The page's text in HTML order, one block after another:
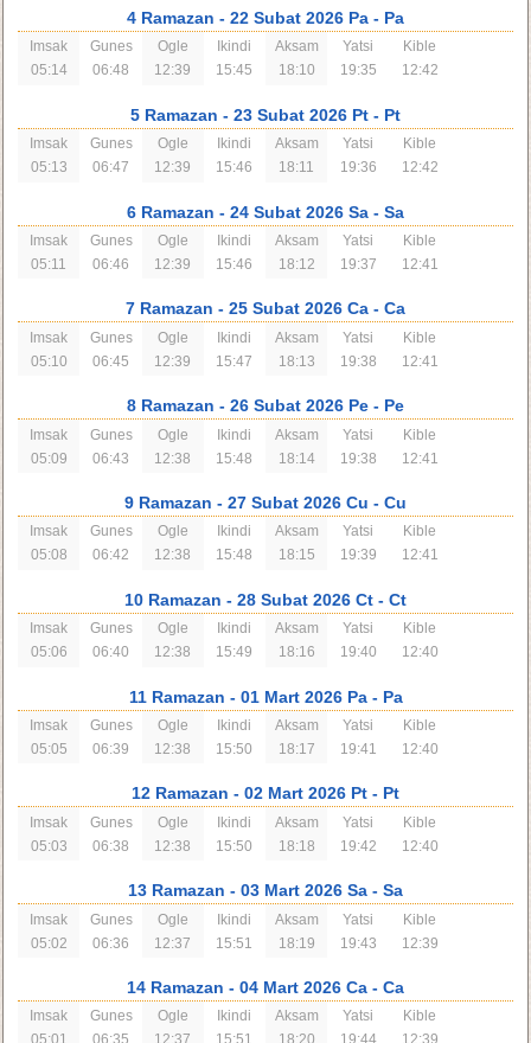
4 Ramazan - 22 Subat 2026 Pa - Pa
Imsak
05:14
Gunes
06:48
Ogle
12:39
Ikindi
15:45
Aksam
18:10
Yatsi
19:35
Kible
12:42
5 Ramazan - 23 Subat 2026 Pt - Pt
Imsak
05:13
Gunes
06:47
Ogle
12:39
Ikindi
15:46
Aksam
18:11
Yatsi
19:36
Kible
12:42
6 Ramazan - 24 Subat 2026 Sa - Sa
Imsak
05:11
Gunes
06:46
Ogle
12:39
Ikindi
15:46
Aksam
18:12
Yatsi
19:37
Kible
12:41
7 Ramazan - 25 Subat 2026 Ca - Ca
Imsak
05:10
Gunes
06:45
Ogle
12:39
Ikindi
15:47
Aksam
18:13
Yatsi
19:38
Kible
12:41
8 Ramazan - 26 Subat 2026 Pe - Pe
Imsak
05:09
Gunes
06:43
Ogle
12:38
Ikindi
15:48
Aksam
18:14
Yatsi
19:38
Kible
12:41
9 Ramazan - 27 Subat 2026 Cu - Cu
Imsak
05:08
Gunes
06:42
Ogle
12:38
Ikindi
15:48
Aksam
18:15
Yatsi
19:39
Kible
12:41
10 Ramazan - 28 Subat 2026 Ct - Ct
Imsak
05:06
Gunes
06:40
Ogle
12:38
Ikindi
15:49
Aksam
18:16
Yatsi
19:40
Kible
12:40
11 Ramazan - 01 Mart 2026 Pa- Pa
Imsak
05:05
Gunes
06:39
Ogle
12:38
Ikindi
15:50
Aksam
18:17
Yatsi
19:41
Kible
12:40
12 Ramazan - 02 Mart 2026 Pt - Pt
Imsak
05:03
Gunes
06:38
Ogle
12:38
Ikindi
15:50
Aksam
18:18
Yatsi
19:42
Kible
12:40
13 Ramazan - 03 Mart 2026 Sa - Sa
Imsak
05:02
Gunes
06:36
Ogle
12:37
Ikindi
15:51
Aksam
18:19
Yatsi
19:43
Kible
12:39
14 Ramazan - 04 Mart 2026 Ca - Ca
Imsak
Gunes
Ogle
Ikindi
Aksam
Yatsi
Kible